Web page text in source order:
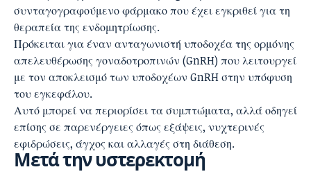
συνταγογραφούμενο φάρμακο που έχει εγκριθεί για τη
θεραπεία της ενδομητρίωσης.
Πρόκειται για έναν ανταγωνιστή υποδοχέα της ορμόνης
απελευθέρωσης γοναδοτροπινών (GnRH) που λειτουργεί
με τον αποκλεισμό των υποδοχέων GnRH στην υπόφυση
του εγκεφάλου.
Αυτό μπορεί να περιορίσει τα συμπτώματα, αλλά οδηγεί
επίσης σε παρενέργειες όπως εξάψεις, νυχτερινές
εφιδρώσεις, άγχος και αλλαγές στη διάθεση.
Μετά την υστερεκτομή